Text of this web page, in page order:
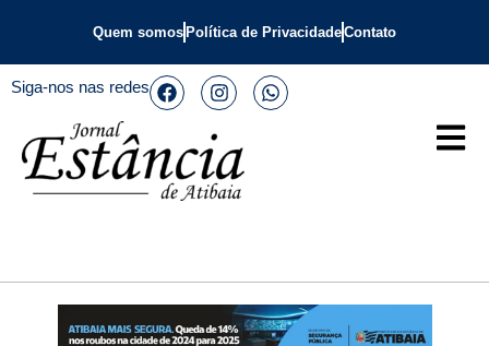
Quem somos Política de PrivacidadeContato
Siga-nos nas redes